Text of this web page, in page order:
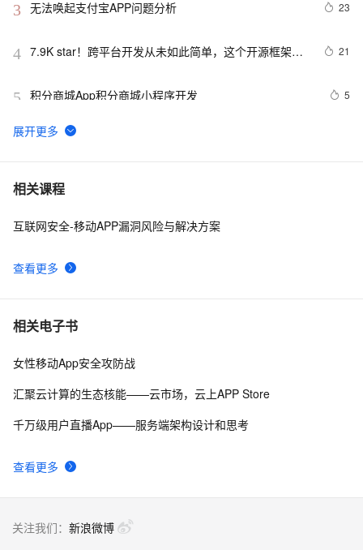
3 无法唤起支付宝APP问题分析 23
4 7.9K star！跨平台开发从未如此简单，这个开源框架让
21
5 积分商城App积分商城小程序开发 5
6
《101 Windows Phone 7 Apps》读书笔记-BABY
7 基于java考研线上自习室 App 的设计与实现附完整代码
8 而桌面app向来是web前端开发开发人员下意识的避开方
9 《101 Windows Phone 7 Apps》读书笔记-
10
Contract
相关课程
查看更多
互联网安全-移动APP漏洞风险与解决方案
相关电子书
查看更多
女性移动App安全攻防战
汇聚云计算的生态核能——云市场，云上APP Store
千万级用户直播App——服务端架构设计和思考
关注我们： 新浪微博